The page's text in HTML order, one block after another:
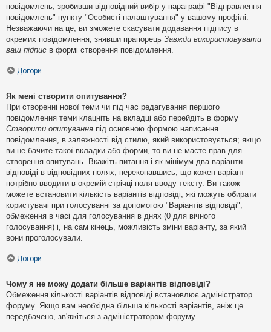
повідомлень, зробивши відповідний вибір у параграфі "Відправлення
повідомлень" пункту "Особисті налаштування" у вашому профілі.
Незважаючи на це, ви зможете скасувати додавання підпису в
окремих повідомлення, знявши прапорець Завжди використовувати
ваш підпис в формі створення повідомлення.
Догори
Як мені створити опитування?
При створенні нової теми чи під час редагування першого
повідомлення теми клацніть на вкладці або перейдіть в форму
Створити опитування під основною формою написання
повідомлення, в залежності від стилю, який використовується; якщо
ви не бачите такої вкладки або форми, то ви не маєте прав для
створення опитувань. Вкажіть питання і як мінімум два варіанти
відповіді в відповідних полях, переконавшись, що кожен варіант
потрібно вводити в окремій стрічці поля вводу тексту. Ви також
можете встановити кількість варіантів відповіді, які можуть обирати
користувачі при голосуванні за допомогою "Варіантів відповіді",
обмеження в часі для голосування в днях (0 для вічного
голосування) і, на сам кінець, можливість зміни варіанту, за який
вони проголосували.
Догори
Чому я не можу додати більше варіантів відповіді?
Обмеження кількості варіантів відповіді встановлює адміністратор
форуму. Якщо вам необхідна більша кількості варіантів, аніж це
передбачено, зв'яжіться з адміністратором форуму.